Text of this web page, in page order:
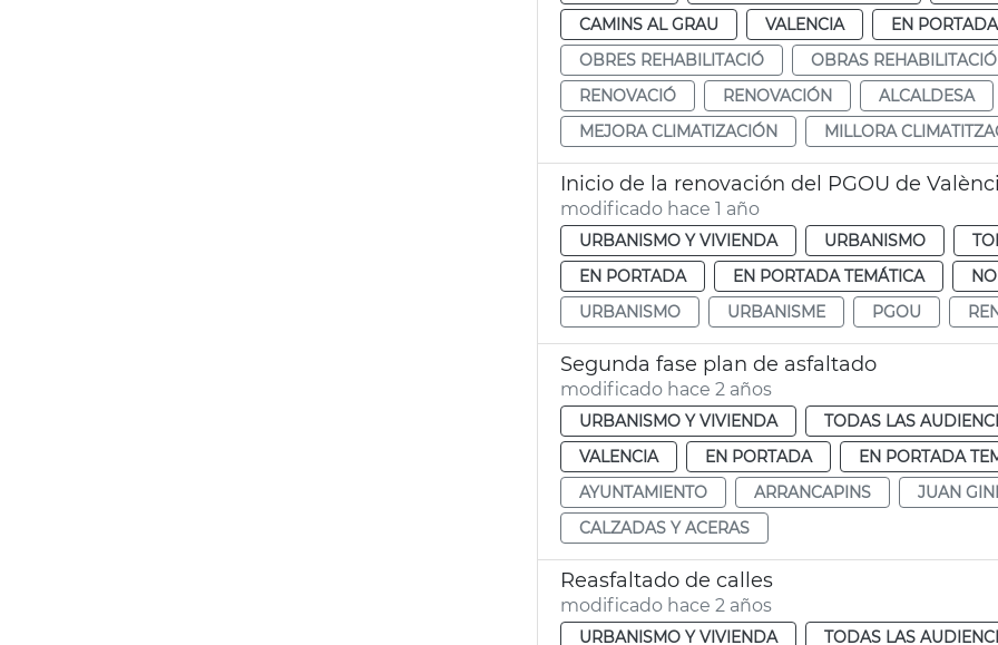
CAMINS AL GRAU
VALENCIA
EN PORTADA
OBRES REHABILITACIÓ
OBRAS
RENOVACIÓ
RENOVACIÓN
ALCALDESA
MEJORA CLIMATIZACIÓN
MILLORA
Inicio de la renovación del PGOU de
modificado hace 1 año
URBANISMO Y VIVIENDA URBANISMO
EN PORTADA
EN PORTADA TEMÁTICA
URBANISMO
URBANISME PGOU
Segunda fase plan de asfaltado
modificado hace 2 años
URBANISMO Y VIVIENDA
TODAS LAS
VALENCIA
EN PORTADA
EN PORTADA
AYUNTAMIENTO
ARRANCAPINS
JUAN
CALZADAS Y ACERAS
Reasfaltado de calles
modificado hace 2 años
URBANISMO Y VIVIENDA
TODAS LAS